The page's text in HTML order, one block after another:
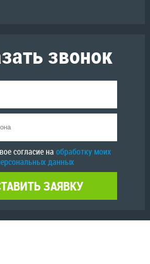
звонок
согласие на обработку моих
данных
ЗАЯВКУ